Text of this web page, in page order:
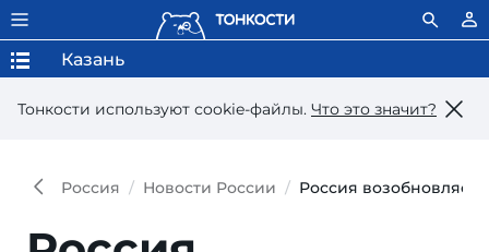
Тонкости используют сookie-файлы. Что это значит?
Казань
Россия Новости России Россия